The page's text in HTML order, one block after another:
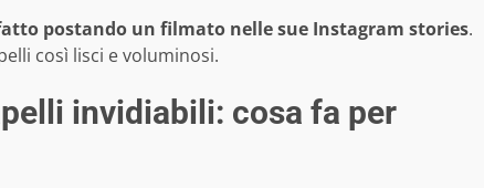
postando un filmato nelle sue Instagram stories.
così lisci e voluminosi.
invidiabili: cosa fa per